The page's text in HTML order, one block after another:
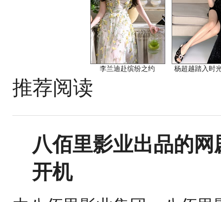
李兰迪赴缤纷之约 杨超越踏入时
推荐阅读
八佰里影业出品的
开机